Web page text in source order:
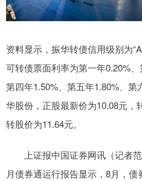
资料显示，振华转债信用级别为
可转债票面利率为第一年0.20%、
第四年1.50%、第五年1.80%、
华股份，正股最新价为10.08元，
转股价为11.64元。
上证报中国证券网讯（记者范
月债券通运行报告显示，8月，债